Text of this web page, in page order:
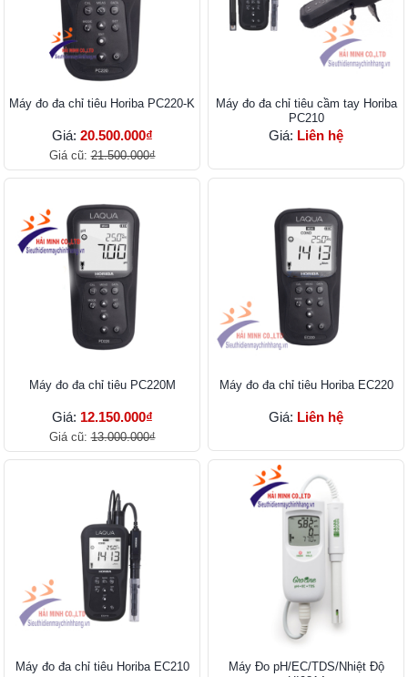
Máy đo đa chỉ tiêu Horiba PC220-K
Giá: 20.500.000₫
Giá cũ:21.500.000₫
Máy đo đa chỉ tiêu cầm tay Horiba
PC210
Giá: Liên hệ
Máy đo đa chỉ tiêu PC220M
Giá: 12.150.000₫
Giá cũ:13.000.000₫
Máy đo đa chỉ tiêu Horiba EC220
Giá: Liên hệ
Máy đo đa chỉ tiêu Horiba EC210
Máy Đo pH/EC/TDS/Nhiệt Độ